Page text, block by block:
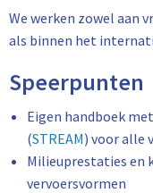
We werken zowel aan
als binnen het
Speerpunten
Eigen handboek
(STREAM) voor alle
Milieuprestaties en
vervoersvormen